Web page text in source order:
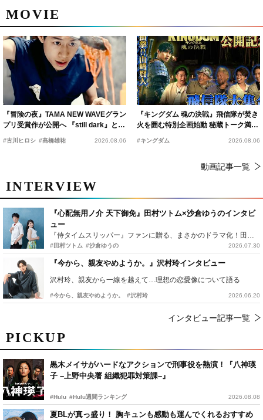
PICKUP
黒木メイサがハードなアクションで刑事役を熱演！『八神瑛
子 –上野中央署 組織犯罪対策課–』
#Hulu #Hulu週間ランキング 2026.08.08
夏BLが真っ盛り！ 胸キュンも感動も運んでくれるおすすめ
MOVIE
『冒険の夜』TAMA NEW WAVEグラン
プリ受賞作が公開へ 『still dark』と同
時上映決定
#古川ヒロシ #髙橋雄祐 2026.08.06
『キングダム 魂の決戦』飛信隊が焚き
火を囲む特別企画始動 秘蔵トーク満載
の“キングダムキャンプ”開催
#キングダム 2026.08.06
動画記事一覧
INTERVIEW
『心配無用ノ介 天下御免』田村ツトム×沙倉ゆうのインタビ
ュー
『侍タイムスリッパー』ファンに贈る、まさかのドラマ化！田村ツトム×沙倉ゆうのが語る『心配無用ノ介』撮影秘話
#田村ツトム #沙倉ゆうの 2026.07.30
『今から、親友やめようか。』沢村玲インタビュー
沢村玲、親友から一線を越えて…理想の恋愛像について語る
#今から、親友やめようか。 #沢村玲 2026.06.20
インタビュー記事一覧